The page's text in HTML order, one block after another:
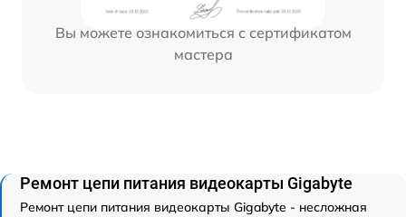
Вы можете ознакомиться с сертификатом
мастера
Ремонт цепи питания видеокарты Gigabyte
Ремонт цепи питания видеокарты Gigabyte - несложная